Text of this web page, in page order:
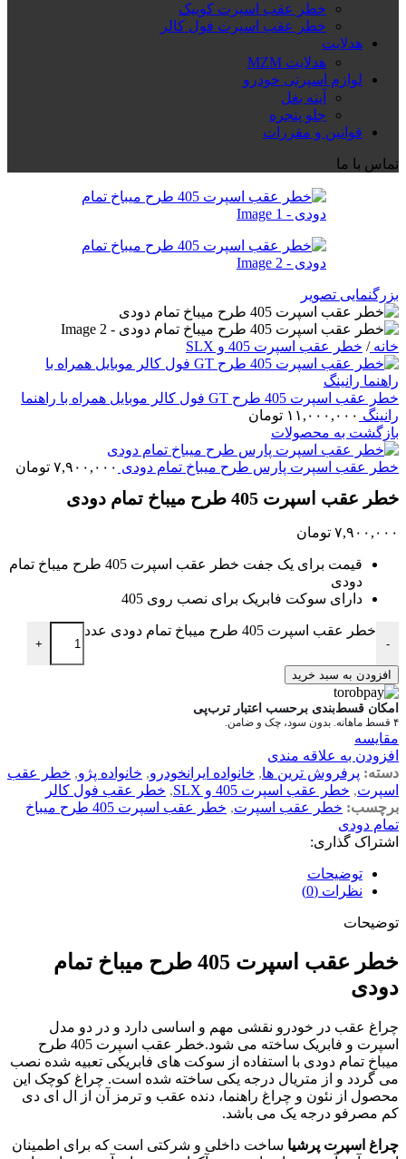
خطر عقب اسپرت کوییک
خطر عقب اسپرت فول کالر
هدلایت
هدلایت MZM
لوازم اسپرتی خودرو
آینه بغل
جلو پنجره
قوانین و مقررات
تماس با ما
بزرگنمایی تصویر
خانه/ خطر عقب اسپرت 405 و SLX
خطر عقب اسپرت 405 طرح GT فول کالر موبایل همراه با راهنما
رانینگ ۱۱,۰۰۰,۰۰۰ تومان
بازگشت به محصولات
خطر عقب اسپرت پارس طرح میباخ تمام دودی ۷,۹۰۰,۰۰۰ تومان
خطر عقب اسپرت 405 طرح میباخ تمام دودی
۷,۹۰۰,۰۰۰ تومان
قیمت برای یک جفت خطر عقب اسپرت 405 طرح میباخ تمام
دودی
دارای سوکت فابریک برای نصب روی 405
-
خطر عقب اسپرت 405 طرح میباخ تمام دودی عدد
+
افزودن به سبد خرید
امکان قسط‌بندی برحسب اعتبار ترب‌پی
۴ قسط ماهانه. بدون سود، چک و ضامن.
مقایسه
افزودن به علاقه مندی
دسته: پرفروش ترین ها, خانواده ایرانخودرو, خانواده پژو, خطر عقب
اسپرت, خطر عقب اسپرت 405 و SLX , خطر عقب فول کالر
برچسب: خطر عقب اسپرت,
خطر عقب اسپرت 405 طرح میباخ
تمام دودی
اشتراک گذاری:
توضیحات
نظرات (0)
توضیحات
خطر عقب اسپرت 405 طرح میباخ تمام
دودی
چراغ عقب در خودرو نقشی مهم و اساسی دارد و در دو مدل
اسپرت و فابریک ساخته می شود.خطر عقب اسپرت 405 طرح
میباخ تمام دودی با استفاده از سوکت های فابریکی تعبیه شده نصب
می گردد و از متریال درجه یکی ساخته شده است. چراغ کوچک این
محصول از نئون و چراغ راهنما، دنده عقب و ترمز آن از ال ای دی
کم مصرفو درجه یک می باشد.
چراغ اسپرت پرشیا ساخت داخلی و شرکتی است که برای اطمینان